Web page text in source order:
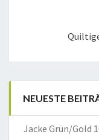
NEUESTE
Jacke Grün/Gold